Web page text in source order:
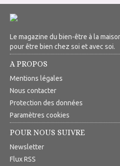
Le magazine du bien-être à la
pour être bien chez soi et avec soi.
A PROPOS
Mentions légales
Nous contacter
Protection des données
Paramètres cookies
POUR NOUS SUIVRE
Newsletter
Flux RSS